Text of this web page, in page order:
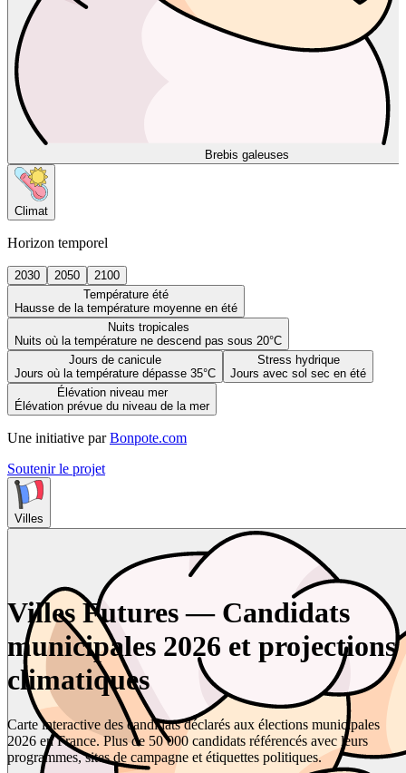
Brebis galeuses
Climat
Horizon temporel
2030 2050
2100
Température été
Hausse de la température moyenne en été
Nuits tropicales
Nuits où la température ne descend pas sous 20°C
Jours de canicule
Jours où la température dépasse 35°C
Stress hydrique
Jours avec sol sec en été
Élévation niveau mer
Élévation prévue du niveau de la mer
Une initiative par Bonpote.com
Soutenir le projet
Villes
Villes Futures — Candidats
municipales 2026 et projections
climatiques
Carte interactive des candidats déclarés aux élections municipales
2026 en France. Plus de 50 000 candidats référencés avec leurs
programmes, sites de campagne et étiquettes politiques.